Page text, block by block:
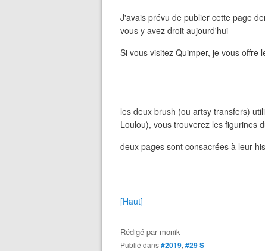
J'avais prévu de publier cette page
vous y avez droit aujourd'hui
Si vous visitez Quimper, je vous offre
les deux brush (ou artsy transfers)
Loulou), vous trouverez les figurines
deux pages sont consacrées à leur
[Haut]
Rédigé par monik
Publié dans#2019, #29 S